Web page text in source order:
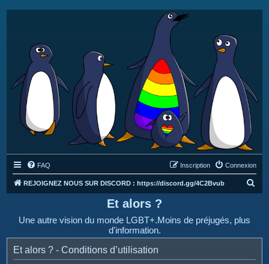
FAQ Connexion
Inscription
REJOIGNEZ NOUS SUR DISCORD : https://discord.gg/4C2Bvub
e
Et alors ?
Une autre vision du monde LGBT+.Moins de préjugés, plus
d'information.
Et alors ? - Conditions d’utilisation